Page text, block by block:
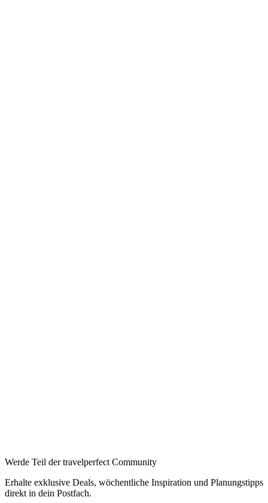
Werde Teil der travelperfect Community
Erhalte exklusive Deals, wöchentliche Inspiration und Planungstipps
direkt in dein Postfach.